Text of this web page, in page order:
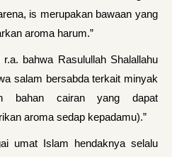
is merupakan bawaan yang
aroma harum.”
bahwa Rasulullah Shalallahu
salam bersabda terkait minyak
bahan cairan yang dapat
aroma sedap kepadamu).”
umat Islam hendaknya selalu